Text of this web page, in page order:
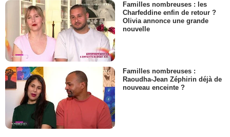
Familles nombreuses : les
Charfeddine enfin de retour ?
Olivia annonce une grande
nouvelle
Familles nombreuses :
Raoudha-Jean Zéphirin déjà de
nouveau enceinte ?